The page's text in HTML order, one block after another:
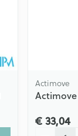
Actimove
€ 33,04